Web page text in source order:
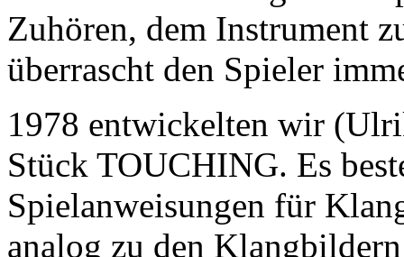
Zuhören, dem Instrument
überrascht den Spieler
1978 entwickelten wir
Stück TOUCHING. Es
Spielanweisungen für
analog zu den